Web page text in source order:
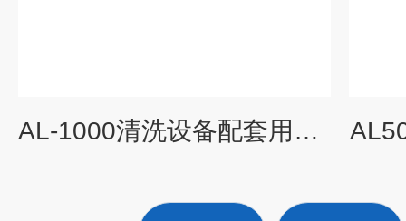
AL-1000清洗设备配套用铝合金风刀